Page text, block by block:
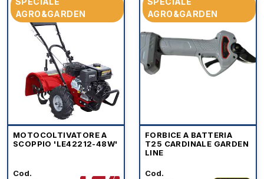
AGRO&GARDEN
MOTOCOLTIVATORE A
SCOPPIO 'LE42212-48W'
Cod.
AGRO&GARDEN
FORBICE A BATTERIA
T25 CARDINALE GARDEN
LINE
Cod.